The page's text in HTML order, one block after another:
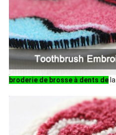
broderie de brosse à dents dela